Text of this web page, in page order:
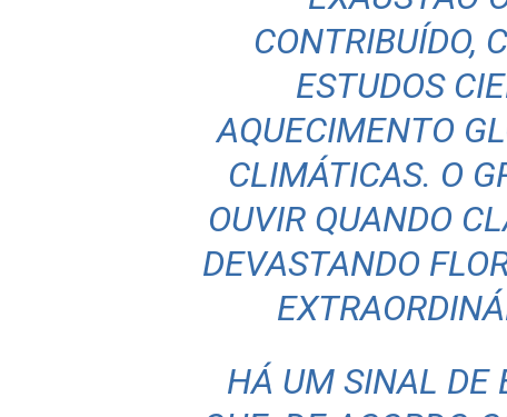
CONTRIBUÍDO,
ESTUDOS
AQUECIMENTO
CLIMÁTICAS. O
OUVIR QUANDO
DEVASTANDO
HÁ UM SINAL DE